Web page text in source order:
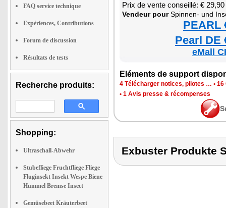
FAQ service technique
Expériences, Contributions
Forum de discussion
Résultats de tests
Recherche produits:
Shopping:
Ultraschall-Abwehr
Stubefliege Fruchtfliege Fliege
Fluginsekt Insekt Wespe Biene
Hummel Bremse Insect
Gemüsebeet Kräuterbeet
Prix de vente conseillé: € 29,90
Ven­deur pourSpin­nen- und
PEARL
Pearl DE
eMall
Elé­ments de sup­port
4 Télé­char­ger notices, pilotes … • 16
• 1 Avis presse & récom­penses
Exbuster Produkte